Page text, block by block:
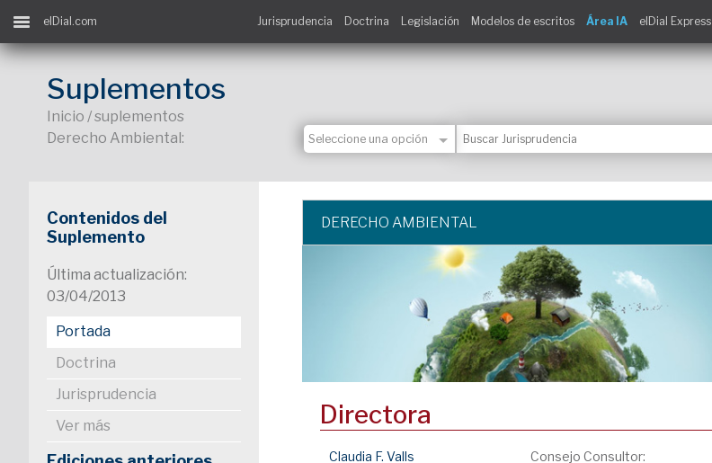
elDial.com Jurisprudencia Doctrina Legislación Modelos de escritos Área IA elDial Express
Suplementos
Inicio / suplementos
Derecho Ambiental:
Contenidos del
Suplemento
Última actualización:
03/04/2013
Portada
Doctrina
Jurisprudencia
Ver más
DERECHO AMBIENTAL
Directora
Claudia F. Valls
Consejo Consultor: